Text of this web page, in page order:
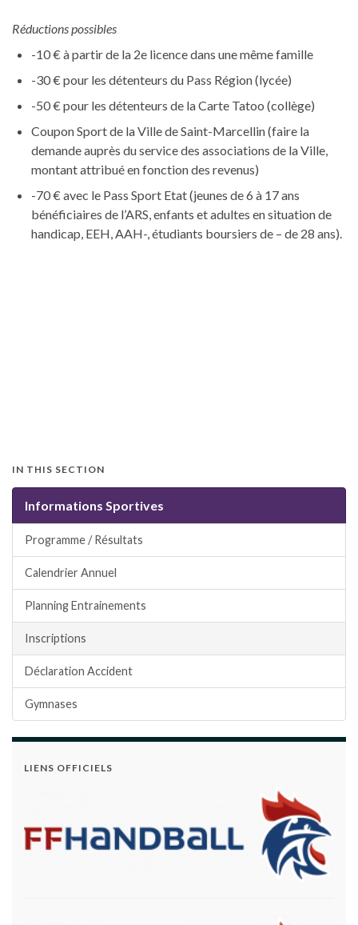
Réductions possibles
-10 € à partir de la 2e licence dans une même famille
-30 € pour les détenteurs du Pass Région (lycée)
-50 € pour les détenteurs de la Carte Tatoo (collège)
Coupon Sport de la Ville de Saint-Marcellin (faire la
demande auprès du service des associations de la Ville,
montant attribué en fonction des revenus)
-70 € avec le Pass Sport Etat (jeunes de 6 à 17 ans
bénéficiaires de l’ARS, enfants et adultes en situation de
handicap, EEH, AAH-, étudiants boursiers de – de 28 ans).
IN THIS SECTION
Informations Sportives
Programme / Résultats
Calendrier Annuel
Planning Entrainements
Inscriptions
Déclaration Accident
Gymnases
LIENS OFFICIELS